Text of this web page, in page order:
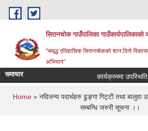
Skip to main content
सिरानचोक गाउँपालिका गाउँकार्यपालिकाको
"समृद्ध एतिहासिक सिरानचोकको शान:दिगो
अभियान"
समाचार कार्यक्रममा उपस्थिति
You are here
Home» नदिजन्य पदार्थहरु ढुङ्गा गिट्टी तथा
सम्बन्धि जरुरी सूचना ।।